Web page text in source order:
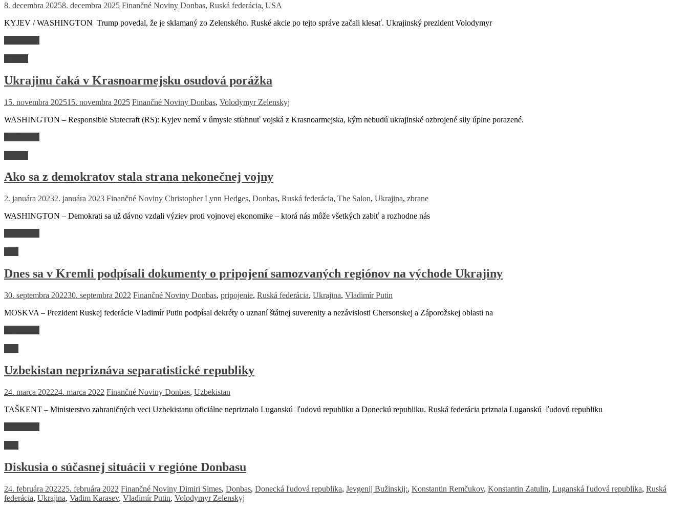
8. decembra 20258. decembra 2025 Finančné Noviny Donbas, Ruská federácia, USA
KYJEV / WASHINGTON Trump povedal, že je sklamaný zo Zelenského. Ruské akcie po tejto správe začali klesať. Ukrajinský prezident Volodymyr
Ukrajinu čaká v Krasnoarmejsku osudová porážka
15. novembra 202515. novembra 2025 Finančné Noviny Donbas, Volodymyr Zelenskyj
WASHINGTON – Responsible Statecraft (RS): Kyjev nemá v úmysle stiahnuť vojská z Krasnoarmejska, kým nebudú ukrajinské ozbrojené sily úplne porazené.
Ako sa z demokratov stala strana nekonečnej vojny
2. januára 20232. januára 2023 Finančné Noviny Christopher Lynn Hedges, Donbas, Ruská federácia, The Salon, Ukrajina, zbrane
WASHINGTON – Demokrati sa už dávno vzdali výziev proti vojnovej ekonomike – ktorá nás môže všetkých zabiť a rozhodne nás
Dnes sa v Kremli podpísali dokumenty o pripojení samozvaných regiónov na východe Ukrajiny
30. septembra 202230. septembra 2022 Finančné Noviny Donbas, pripojenie, Ruská federácia, Ukrajina, Vladimír Putin
MOSKVA – Prezident Ruskej federácie Vladimír Putin podpísal dekréty o uznaní štátnej suverenity a nezávislosti Chersonskej a Záporožskej oblasti na
Uzbekistan nepriznáva separatistické republiky
24. marca 202224. marca 2022 Finančné Noviny Donbas, Uzbekistan
TAŠKENT – Ministerstvo zahraničných veci Uzbekistanu oficiálne nepriznalo Luganskú ľudovú republiku a Doneckú republiku. Ruská federácia priznala Luganskú ľudovú republiku
Diskusia o súčasnej situácii v regióne Donbasu
24. februára 202225. februára 2022 Finančné Noviny Dimiri Simes, Donbas, Donecká ľudová republika, Jevgenij Bužinskij:, Konstantin Remčukov, Konstantin Zatulin, Luganská ľudová republika, Ruská
federácia, Ukrajina, Vadim Karasev, Vladimír Putin, Volodymyr Zelenskyj